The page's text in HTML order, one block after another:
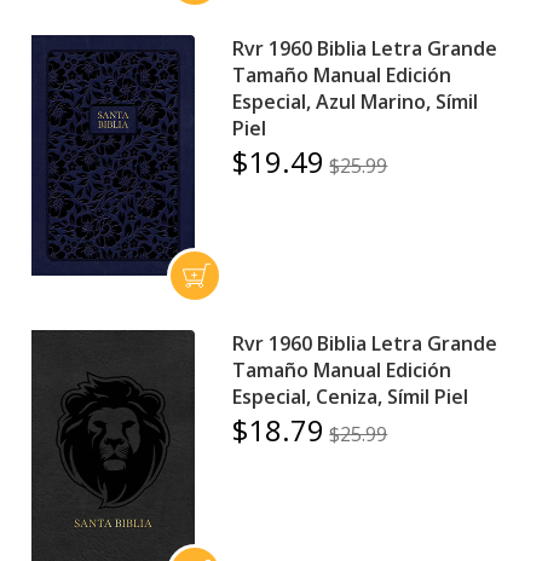
Rvr 1960 Biblia Letra Grande
Tamaño Manual Edición
Especial, Azul Marino, Símil
Piel
$19.49 $25.99
Rvr 1960 Biblia Letra Grande
Tamaño Manual Edición
Especial, Ceniza, Símil Piel
$18.79 $25.99